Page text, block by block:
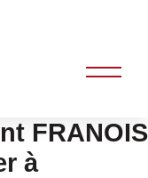
FRANOIS
à